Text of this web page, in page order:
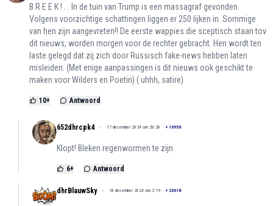
B R E E K ! . . In de tuin van Trump is een massagraf gevonden.
Volgens voorzichtige schattingen liggen er 250 lijken in. Sommige
van hen zijn aangevreten!! De eerste wappies die sceptisch staan tov
dit nieuws, worden morgen voor de rechter gebracht. Hen wordt ten
laste gelegd dat zij zich door Russisch fake-news hebben laten
misleiden. (Met enige aanpassingen is dit nieuws ook geschikt te
maken voor Wilders en Poetin) ( uhhh, satire)
10+ Antwoord
652dhrcpk4 17 december 2024 om 20:28 + 16956
Klopt! Bleken regenwormen te zijn
6+ Antwoord
dhrBlauwSky 18 december 2024 om 2:19 + 20018